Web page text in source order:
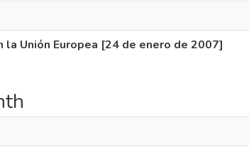
Unión Europea [24 de enero de 2007]